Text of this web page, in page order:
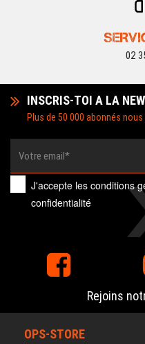
02
INSCRIS-TOI A LA
Plus de 50 000 abonnés
J'accepte lesconditions
confidentialité
Rejoins
OPS-STORE